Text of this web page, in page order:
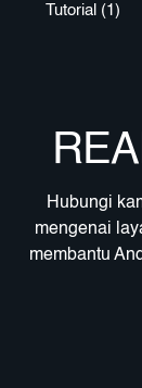
Tutorial (1)
Hubungi
mengenai
membantu